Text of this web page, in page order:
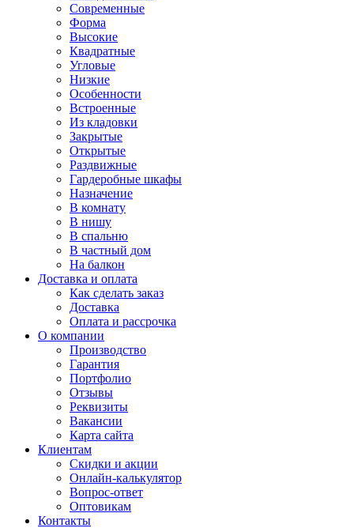
Современные
Форма
Высокие
Квадратные
Угловые
Низкие
Особенности
Встроенные
Из кладовки
Закрытые
Открытые
Раздвижные
Гардеробные шкафы
Назначение
В комнату
В нишу
В спальню
В частный дом
На балкон
Доставка и оплата
Как сделать заказ
Доставка
Оплата и рассрочка
О компании
Производство
Гарантия
Портфолио
Отзывы
Реквизиты
Вакансии
Карта сайта
Клиентам
Скидки и акции
Онлайн-калькулятор
Вопрос-ответ
Оптовикам
Контакты